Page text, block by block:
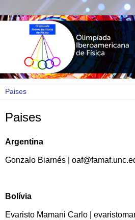
Paises
Argentina
Gonzalo Biarnés |
Bolívia
Evaristo Mamani Carlo |